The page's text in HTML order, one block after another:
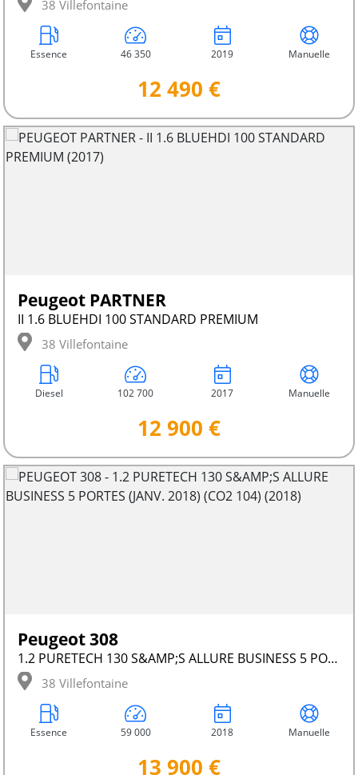
38 Villefontaine
Essence 46 350 2019 Manuelle
12 490 €
Peugeot PARTNER
II 1.6 BLUEHDI 100 STANDARD PREMIUM
38 Villefontaine
Diesel 102 700 2017 Manuelle
12 900 €
Peugeot 308
1.2 PURETECH 130 S&AMP;S ALLURE BUSINESS 5 PORTES (JANV. 2018) (CO2 104)
38 Villefontaine
Essence 59 000 2018 Manuelle
13 900 €